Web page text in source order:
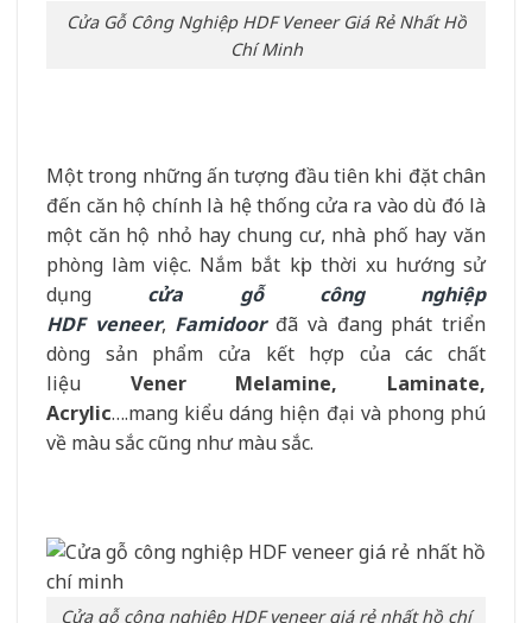
Cửa Gỗ Công Nghiệp HDF Veneer Giá Rẻ Nhất Hồ
Chí Minh
Một trong những ấn tượng đầu tiên khi đặt chân
đến căn hộ chính là hệ thống cửa ra vào dù đó là
một căn hộ nhỏ hay chung cư, nhà phố hay văn
phòng làm việc. Nắm bắt kịp thời xu hướng sử
dụng cửa gỗ công nghiệp
HDF veneer, Famidoorđã và đang phát triển
dòng sản phẩm cửa kết hợp của các chất
liệu Vener Melamine, Laminate,
Acrylic….mang kiểu dáng hiện đại và phong phú
về màu sắc cũng như màu sắc.
Cửa gỗ công nghiệp HDF veneer giá rẻ nhất hồ chí